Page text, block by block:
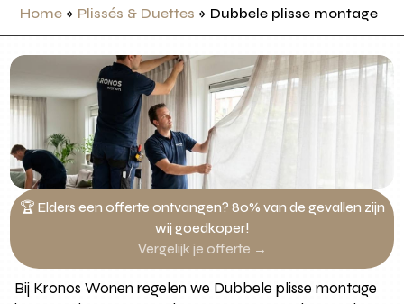
Home » Plissés & Duettes » Dubbele plisse montage
🏆 Elders een offerte ontvangen? 80% van de gevallen zijn
wij goedkoper!
Vergelijk je offerte →
Bij Kronos Wonen regelen we Dubbele plisse montage